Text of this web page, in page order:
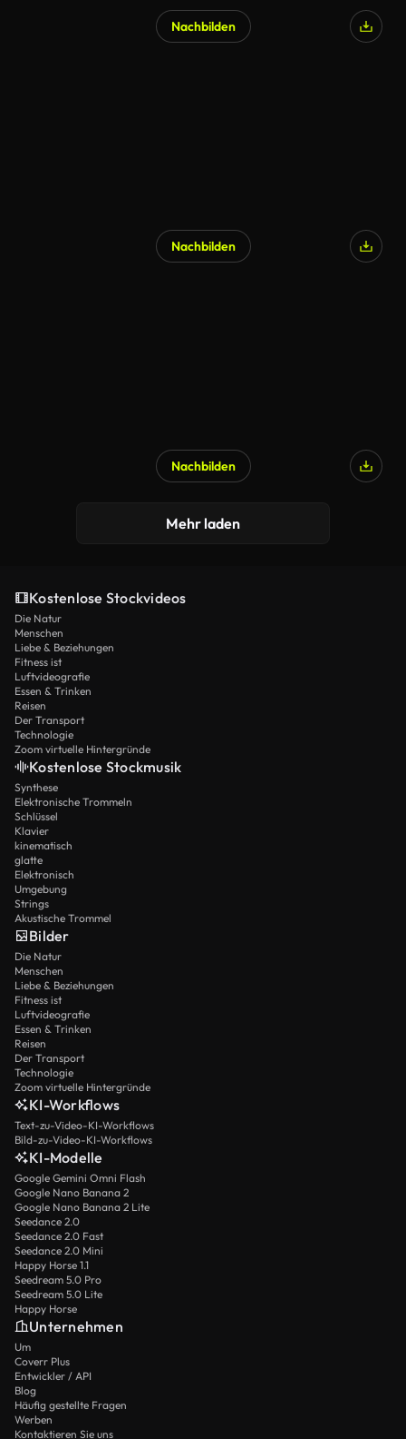
Nachbilden
Nachbilden
Nachbilden
Mehr laden
Kostenlose Stockvideos
Die Natur
Menschen
Liebe & Beziehungen
Fitness ist
Luftvideografie
Essen & Trinken
Reisen
Der Transport
Technologie
Zoom virtuelle Hintergründe
Kostenlose Stockmusik
Synthese
Elektronische Trommeln
Schlüssel
Klavier
kinematisch
glatte
Elektronisch
Umgebung
Strings
Akustische Trommel
Bilder
Die Natur
Menschen
Liebe & Beziehungen
Fitness ist
Luftvideografie
Essen & Trinken
Reisen
Der Transport
Technologie
Zoom virtuelle Hintergründe
KI-Workflows
Text-zu-Video-KI-Workflows
Bild-zu-Video-KI-Workflows
KI-Modelle
Google Gemini Omni Flash
Google Nano Banana 2
Google Nano Banana 2 Lite
Seedance 2.0
Seedance 2.0 Fast
Seedance 2.0 Mini
Happy Horse 1.1
Seedream 5.0 Pro
Seedream 5.0 Lite
Happy Horse
Unternehmen
Um
Coverr Plus
Entwickler / API
Blog
Häufig gestellte Fragen
Werben
Kontaktieren Sie uns